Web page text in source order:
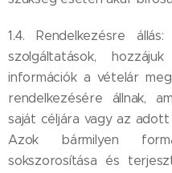
1.4. Rendelkezésre
szolgáltatások,
információk a vételár
rendelkezésére állnak,
saját céljára vagy az
Azok bármilyen
sokszorosítása és